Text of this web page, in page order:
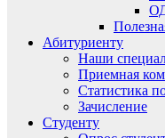
Абитуриенту
Наши
Приемная
Статистика
Зачисление
Студенту